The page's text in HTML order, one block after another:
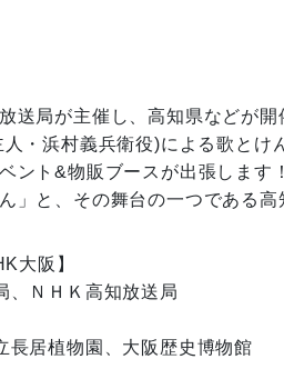
送局が主催し、高知県などが
・浜村義兵衛役)による歌と
ント&物販ブースが出張します！
」と、その舞台の一つである
大阪】
、ＮＨＫ高知放送局
長居植物園、大阪歴史博物館